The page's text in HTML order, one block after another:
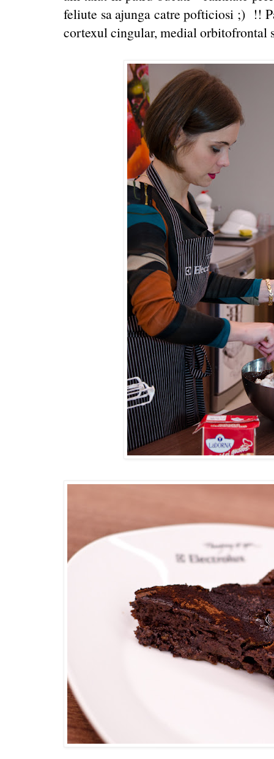
feliute sa ajunga catre pofticiosi ;) !!
cortexul cingular, medial orbitofrontal